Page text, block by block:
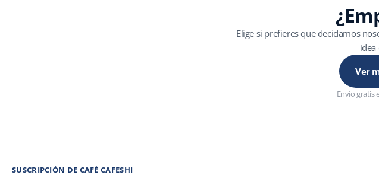
Elige si prefieres que decidamos
idea
Ver
Envío gratis
SUSCRIPCIÓN DE CAFÉ CAFESHI